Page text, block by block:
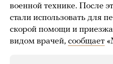
военной технике. После
стали использовать для
скорой помощи и
видом врачей, сообщает